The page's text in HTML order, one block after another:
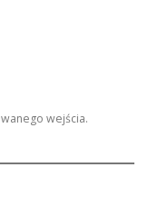
wejścia.